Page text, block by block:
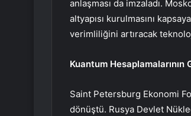
anlaşması da imzaladı.
altyapısı kurulmasını
verimliliğini artıracak
Kuantum
Saint Petersburg Ekonomi
dönüştü. Rusya Devlet